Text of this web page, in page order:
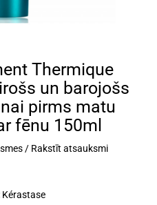
Thermique
un barojošs
pirms matu
fēnu 150ml
/ Rakstīt atsauksmi
Kérastase